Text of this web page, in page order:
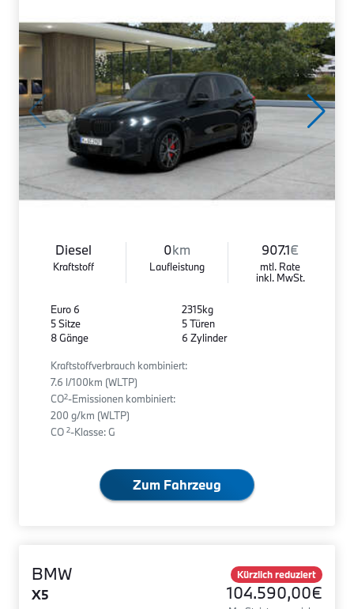
Diesel
Kraftstoff
0km
Laufleistung
907.1€
mtl. Rate
inkl. MwSt.
Euro 6
5 Sitze
8 Gänge
2315kg
5 Türen
6 Zylinder
Kraftstoffverbrauch kombiniert:
7.6 l/100km (WLTP)
CO2-Emissionen kombiniert:
200 g/km (WLTP)
CO 2-Klasse: G
Zum Fahrzeug
BMW
X5
Kürzlich reduziert
104.590,00€